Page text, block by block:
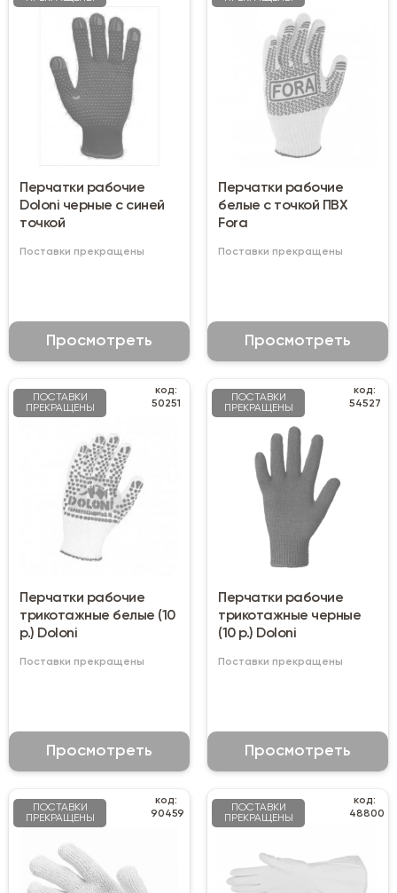
Перчатки рабочие
Doloni черные с синей
точкой
Поставки прекращены
Просмотреть
Перчатки рабочие
белые с точкой ПВХ
Fora
Поставки прекращены
Просмотреть
ПОСТАВКИ
ПРЕКРАЩЕНЫ
код:
50251
Перчатки рабочие
трикотажные белые (10
р.) Doloni
Поставки прекращены
Просмотреть
ПОСТАВКИ
ПРЕКРАЩЕНЫ
код:
54527
Перчатки рабочие
трикотажные черные
(10 р.) Doloni
Поставки прекращены
Просмотреть
ПОСТАВКИ
ПРЕКРАЩЕНЫ
код:
90459
ПОСТАВКИ
ПРЕКРАЩЕНЫ
код:
48800